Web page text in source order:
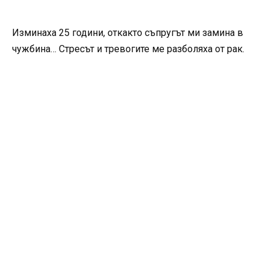
Изминаха 25 години, откакто съпругът ми замина в
чужбина… Стресът и тревогите ме разболяха от рак.